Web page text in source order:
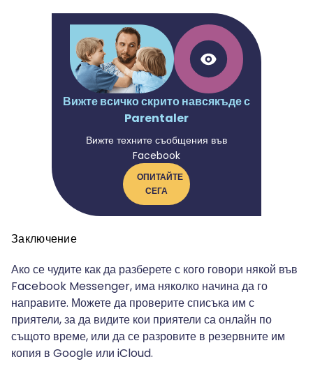
Вижте всичко скрито навсякъде с
Parentaler
Вижте техните съобщения във
Facebook
ОПИТАЙТЕ
СЕГА
Заключение
Ако се чудите как да разберете с кого говори някой във
Facebook Messenger, има няколко начина да го
направите. Можете да проверите списъка им с
приятели, за да видите кои приятели са онлайн по
същото време, или да се разровите в резервните им
копия в Google или iCloud.